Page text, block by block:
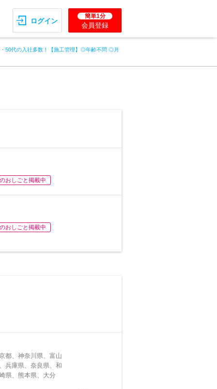
ログイン
簡単1分
会員登録
50代の入社多数！【施工管理】◎年齢不問 ◎月
おしごと掲載中
おしごと掲載中
都、神奈川県、富山
兵庫県、奈良県、和
県、熊本県、大分